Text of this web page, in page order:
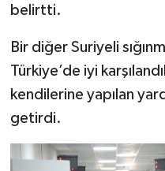
belirtti.
Bir diğer Suriyeli
Türkiye’de iyi
kendilerine yapılan
getirdi.